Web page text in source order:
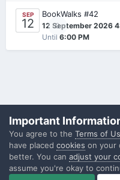
SEP
12 0
BookWalks #42
12 September 2026
Until 6:00 PM
(C)
Powered
Important
You agree to the Terms of
have placed cookies on your
better. You can adjust your
assume you're okay to